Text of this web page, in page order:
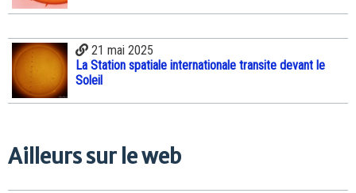
21 mai 2025
La Station spatiale internationale transite devant le
Soleil
Ailleurs sur le web